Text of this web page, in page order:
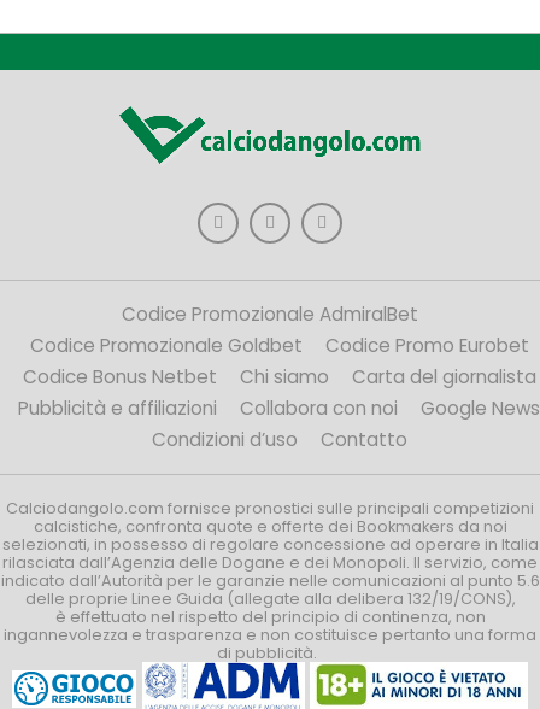
Codice Promozionale AdmiralBet
Codice Promozionale Goldbet
Codice Promo Eurobet
Codice Bonus Netbet
Chi siamo
Carta del giornalista
Pubblicità e affiliazioni
Collabora con noi
Google News
Condizioni d’uso
Contatto
Calciodangolo.com fornisce pronostici sulle principali competizioni
calcistiche, confronta quote e offerte dei Bookmakers da noi
selezionati, in possesso di regolare concessione ad operare in Italia
rilasciata dall’Agenzia delle Dogane e dei Monopoli. Il servizio, come
indicato dall’Autorità per le garanzie nelle comunicazioni al punto 5.6
delle proprie Linee Guida (allegate alla delibera 132/19/CONS),
è effettuato nel rispetto del principio di continenza, non
ingannevolezza e trasparenza e non costituisce pertanto una forma
di pubblicità.